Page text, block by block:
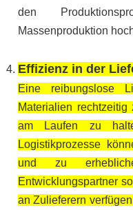
den
Massenproduktion
Effizienz in der
Eine reibungslose
Materialien
am Laufen zu
Logistikprozesse
und zu
Entwicklungspartner
an Zulieferern